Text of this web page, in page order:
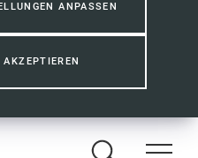
ANPASSEN